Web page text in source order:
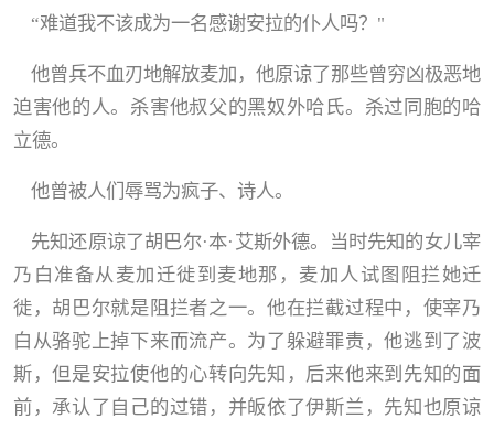
“难道我不该成为一名感谢安拉的仆人吗？ "
他曾兵不血刃地解放麦加，他原谅了那些曾穷凶极恶地
迫害他的人。杀害他叔父的黑奴外哈氏。杀过同胞的哈
立德。
他曾被人们辱骂为疯子、诗人。
先知还原谅了胡巴尔·本· 艾斯外德。当时先知的女儿宰
乃白准备从麦加迁徙到麦地那，麦加人试图阻拦她迁
徙，胡巴尔就是阻拦者之一。他在拦截过程中，使宰乃
白从骆驼上掉下来而流产。为了躲避罪责，他逃到了波
斯，但是安拉使他的心转向先知，后来他来到先知的面
前，承认了自己的过错，并皈依了伊斯兰，先知也原谅